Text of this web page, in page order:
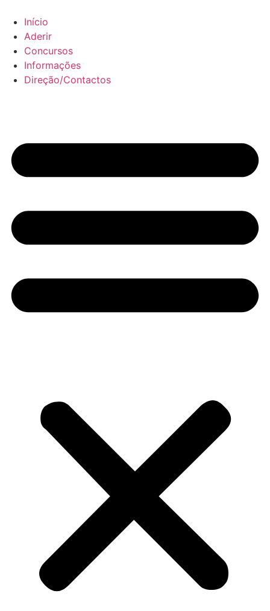
para
conteúdo
Início
Aderir
Concursos
Informações
Direção/Contactos